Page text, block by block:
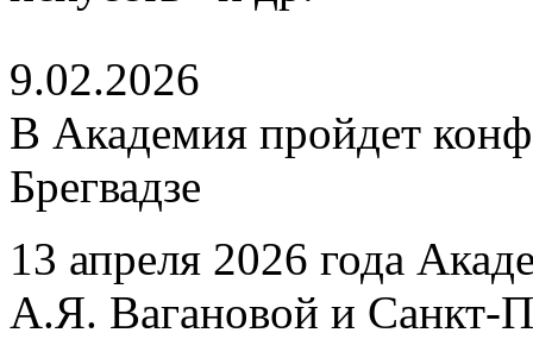
9.02.2026
В Академия пройдет
Брегвадзе
13 апреля 2026 года
А.Я. Вагановой и Санкт-